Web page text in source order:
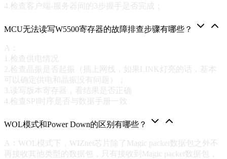
4.检查客户端-服务器间的3步握手是否完成；
MCU无法读写W5500寄存器的故障排查步骤有哪些？
A：
1.检查供电情况
2.检查晶振是否起振（插上网线，如果LINK灯亮的话，基本
可以确定供电和晶振没有问题）；
3.读写版本寄存器，看结果是否正确
4.检查SPI时序是否与数据手册一致
WOL模式和Power Down的区别有哪些？
A：WOL模式下，WIZnet芯片除了Magic packet数据包之外不
再接收其他类型的数据包，只有接收到Magic packet数据包，